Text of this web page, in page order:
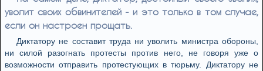
уволит своих обвинителей - и это только в том случае,
если он настроен прощать.
Диктатору не составит труда ни уволить министра обороны,
ни силой разогнать протесты против него, не говоря уже о
возможности отправить протестующих в тюрьму. Диктатору не